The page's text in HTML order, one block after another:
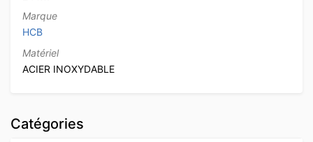
Marque
HCB
Matériel
ACIER INOXYDABLE
Catégories